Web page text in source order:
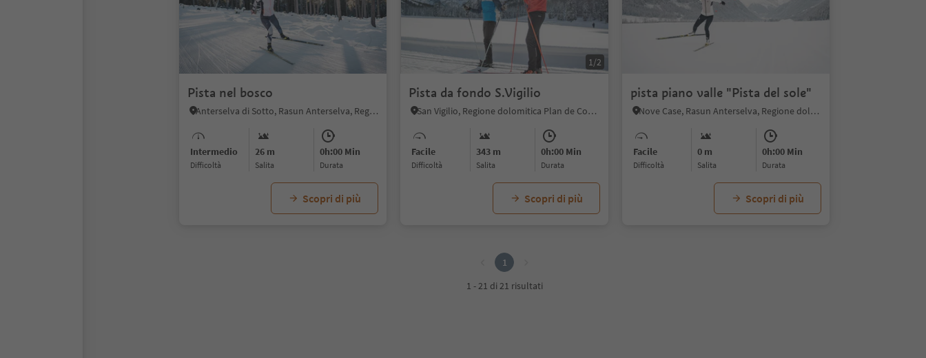
Pista nel bosco
Anterselva di Sotto, Rasun Anterselva, Regione dolomitica Plan de Corones
Intermedio
Difficoltà
26 m
Salita
0h:00 Min
durata
Scopri di più
1/2
Pista da fondo S.Vigilio
San Vigilio, Regione dolomitica Plan de Corones
Facile
Difficoltà
343 m
Salita
0h:00 Min
durata
Scopri di più
pista piano valle "Pista del sole"
Nove Case, Rasun Anterselva, Regione dolomitica Plan de Corones
Facile
Difficoltà
0 m
Salita
0h:00 Min
durata
Scopri di più
1
1 - 21 di 21 risultati